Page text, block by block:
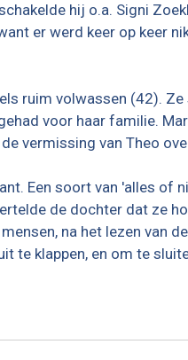
hij o.a. Signi
er werd keer op keer
ruim volwassen (42).
voor haar familie.
vermissing van Theo
Een soort van 'alles of
de dochter dat ze
na het lezen van
te klappen, en om te